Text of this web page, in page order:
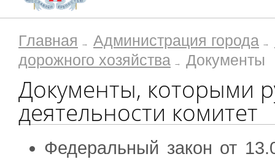
Главная Администрация города
дорожного хозяйства
Документы
Документы, которыми
деятельности комитет
Федеральный закон от